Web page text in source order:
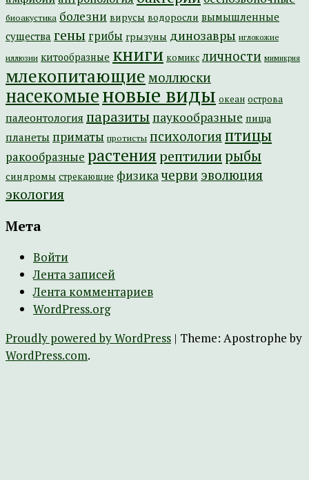
биоакустика болезни вирусы водоросли вымышленные
существа гены грибы грызуны динозавры иглокожие
иллюзии китообразные книги комикс личности мимикрия
млекопитающие моллюски
насекомыеновые виды океан острова
палеонтология паразиты паукообразные пища
планеты приматы протисты психология птицы
ракообразные растениярептилиирыбы
синдромы стрекающие физикачерви эволюция
экология
Мета
Войти
Лента записей
Лента комментариев
WordPress.org
Proudly powered by WordPress | Theme: Apostrophe by
WordPress.com.